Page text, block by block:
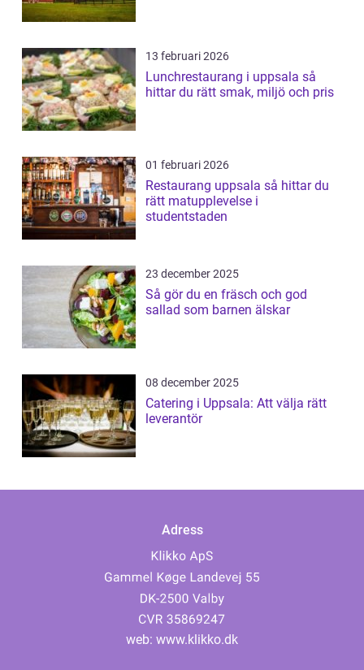
13 februari 2026
Lunchrestaurang i uppsala så
hittar du rätt smak, miljö och pris
01 februari 2026
Restaurang uppsala så hittar du
rätt matupplevelse i
studentstaden
23 december 2025
Så gör du en fräsch och god
sallad som barnen älskar
08 december 2025
Catering i Uppsala: Att välja rätt
leverantör
Adress
web: www.klikko.dk